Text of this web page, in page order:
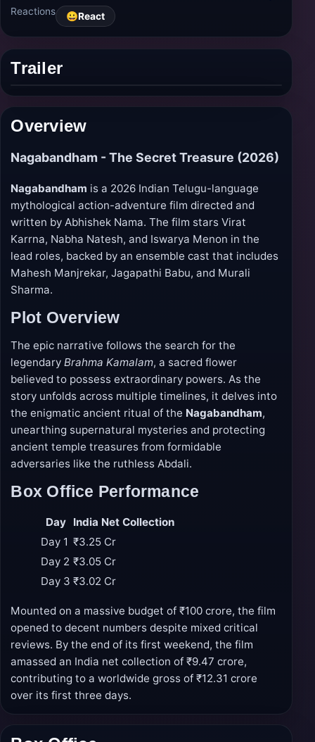
Reactions
😀React
Trailer
Overview
Nagabandham - The Secret Treasure (2026)
Nagabandham is a 2026 Indian Telugu-language
mythological action-adventure film directed and
written by Abhishek Nama. The film stars Virat
Karrna, Nabha Natesh, and Iswarya Menon in the
lead roles, backed by an ensemble cast that includes
Mahesh Manjrekar, Jagapathi Babu, and Murali
Sharma.
Plot Overview
The epic narrative follows the search for the
legendaryBrahma Kamalam, a sacred flower
believed to possess extraordinary powers. As the
story unfolds across multiple timelines, it delves into
the enigmatic ancient ritual of the Nagabandham,
unearthing supernatural mysteries and protecting
ancient temple treasures from formidable
adversaries like the ruthless Abdali.
Box Office Performance
Day India Net Collection
Day 1 ₹3.25 Cr
Day 2 ₹3.05 Cr
Day 3 ₹3.02 Cr
Mounted on a massive budget of ₹100 crore, the film
opened to decent numbers despite mixed critical
reviews. By the end of its first weekend, the film
amassed an India net collection of ₹9.47 crore,
contributing to a worldwide gross of ₹12.31 crore
over its first three days.